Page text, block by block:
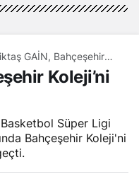
GAİN, Bahçeşehir
82-79 mağlup etti
Koleji’ni
Süper Ligi
Bahçeşehir Koleji'ni